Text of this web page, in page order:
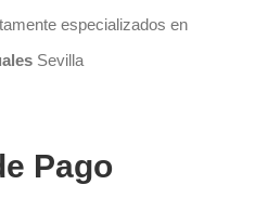
especializados en
Sevilla
Pago